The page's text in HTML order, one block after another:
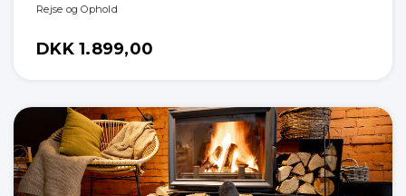
Rejse og Ophold
DKK 1.899,00